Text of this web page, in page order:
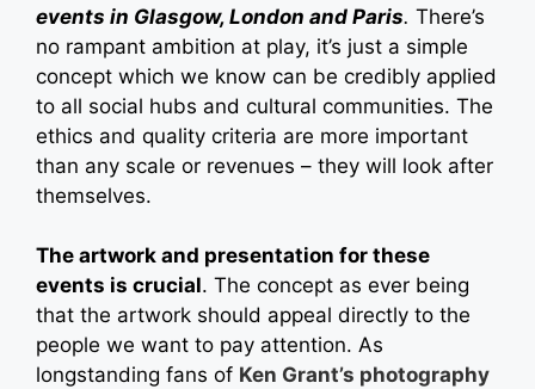
events in Glasgow, London and Paris. There’s
no rampant ambition at play, it’s just a simple
concept which we know can be credibly applied
to all social hubs and cultural communities. The
ethics and quality criteria are more important
than any scale or revenues – they will look after
themselves.
The artwork and presentation for these
events is crucial. The concept as ever being
that the artwork should appeal directly to the
people we want to pay attention. As
longstanding fans of Ken Grant’s photography